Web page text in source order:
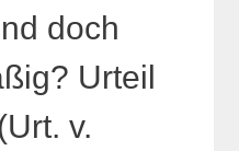
doch
Urteil
v.